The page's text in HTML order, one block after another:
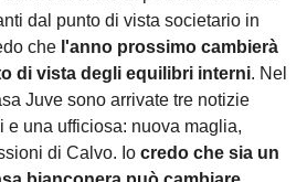
dal punto di vista societario in
che l'anno prossimo cambierà
di vista degli equilibri interni. Nel
Juve sono arrivate tre notizie
e una ufficiosa: nuova maglia,
di Calvo. Io credo che sia un